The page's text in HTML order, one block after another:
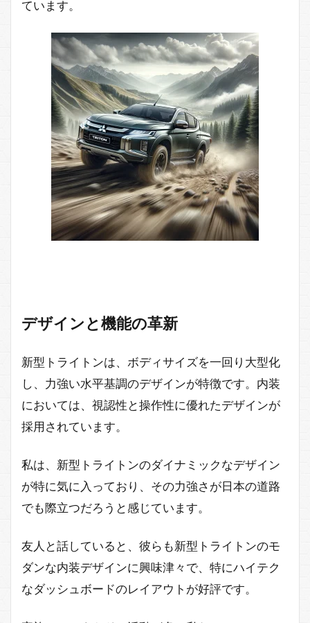
ています。
デザインと機能の革新
新型トライトンは、ボディサイズを一回り大型化
し、力強い水平基調のデザインが特徴です。内装
においては、視認性と操作性に優れたデザインが
採用されています。
私は、新型トライトンのダイナミックなデザイン
が特に気に入っており、その力強さが日本の道路
でも際立つだろうと感じています。
友人と話していると、彼らも新型トライトンのモ
ダンな内装デザインに興味津々で、特にハイテク
なダッシュボードのレイアウトが好評です。